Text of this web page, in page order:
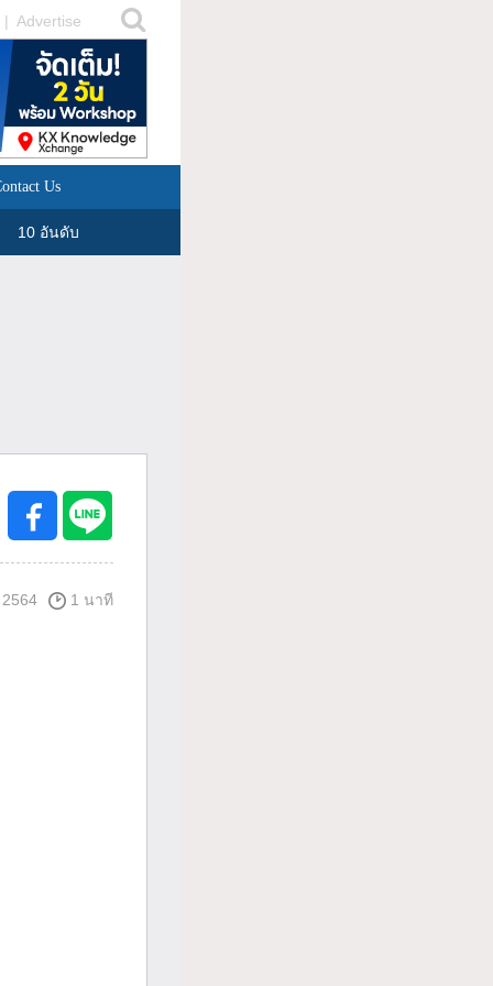
| Advertise
Us
10 อันดับ
1 นาที